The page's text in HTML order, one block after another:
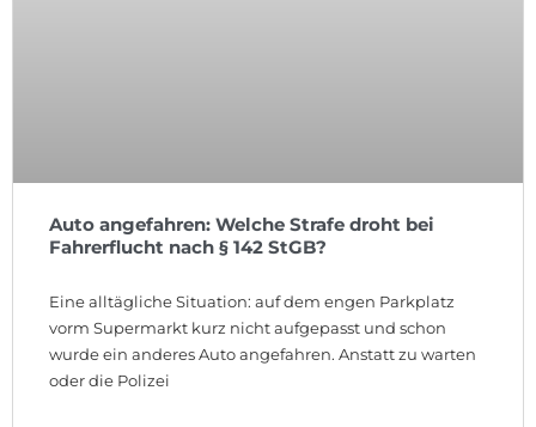
Auto angefahren: Welche Strafe droht bei
Fahrerflucht nach § 142 StGB?
Eine alltägliche Situation: auf dem engen Parkplatz
vorm Supermarkt kurz nicht aufgepasst und schon
wurde ein anderes Auto angefahren. Anstatt zu warten
oder die Polizei